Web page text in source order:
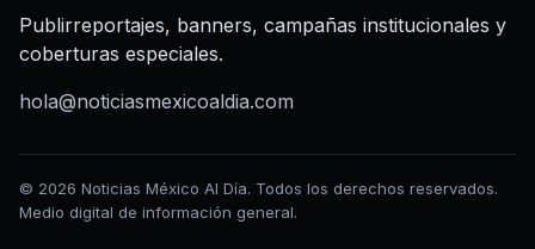
Publirreportajes, banners, campañas institucionales y
coberturas especiales.
hola@noticiasmexicoaldia.com
© 2026 Noticias México Al Día. Todos los derechos reservados.
Medio digital de información general.